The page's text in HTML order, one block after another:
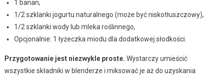
1 banan,
1/2 szklanki jogurtu naturalnego (może być niskotłuszczowy),
1/2 szklanki wody lub mleka roślinnego,
Opcjonalnie: 1 łyżeczka miodu dla dodatkowej słodkości.
Przygotowanie jest niezwykle proste. Wystarczy umieścić
wszystkie składniki w blenderze i miksować je aż do uzyskania